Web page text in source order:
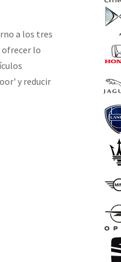
a los tres
ofrecer lo
y reducir